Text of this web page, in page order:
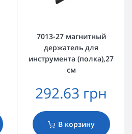
7013-27 магнитный
держатель для
инструмента (полка),27
см
292.63 грн
В корзину